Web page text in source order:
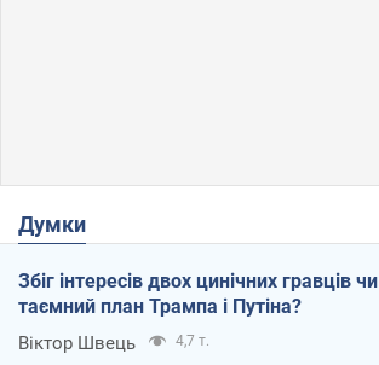
Думки
Збіг інтересів двох цинічних гравців чи
таємний план Трампа і Путіна?
Віктор Швець 4,7 т.